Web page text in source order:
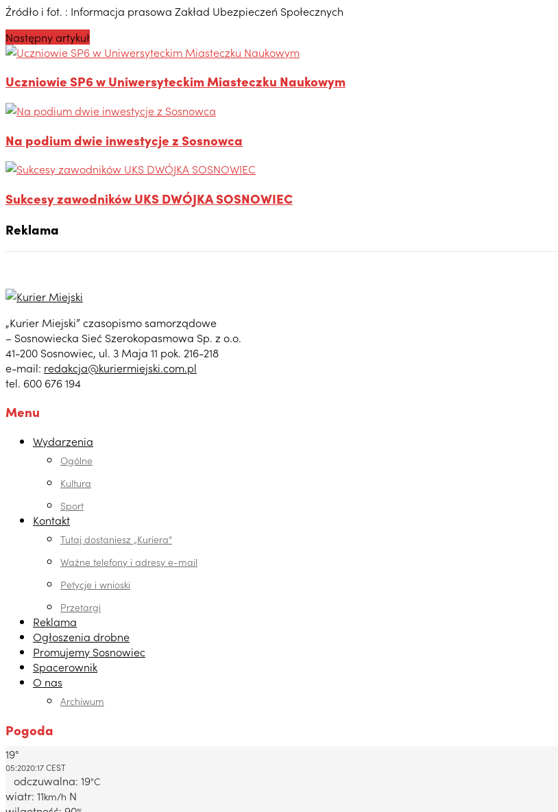
Źródło i fot. : Informacja prasowa Zakład Ubezpieczeń Społecznych
Następny artykuł
Uczniowie SP6 w Uniwersyteckim Miasteczku Naukowym
Na podium dwie inwestycje z Sosnowca
Sukcesy zawodników UKS DWÓJKA SOSNOWIEC
Reklama
„Kurier Miejski” czasopismo samorządowe
– Sosnowiecka Sieć Szerokopasmowa Sp. z o.o.
41-200 Sosnowiec, ul. 3 Maja 11 pok. 216-218
e-mail: redakcja@kuriermiejski.com.pl
tel. 600 676 194
Menu
Wydarzenia
Ogólne
Kultura
Sport
Kontakt
Tutaj dostaniesz „Kuriera”
Ważne telefony i adresy e-mail
Petycje i wnioski
Przetargi
Reklama
Ogłoszenia drobne
Promujemy Sosnowiec
Spacerownik
O nas
Archiwum
Pogoda
Dabrowa Gornicza, PL
19°
05:2020:17 CEST
odczuwalna: 19°C
wiatr: 11km/h N